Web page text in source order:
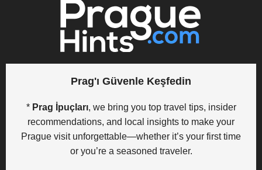
Prag'ı Güvenle Keşfedin
* Prag İpuçları, we bring you top travel tips, insider
recommendations, and local insights to make your
Prague visit unforgettable—whether it’s your first time
or you’re a seasoned traveler.